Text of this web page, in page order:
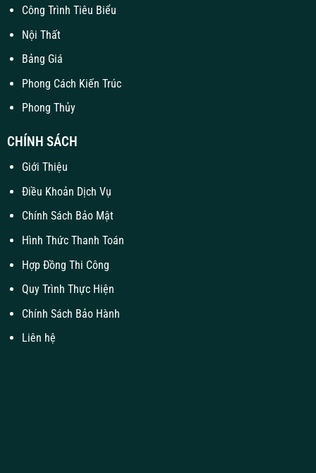
Công Trình Tiêu Biểu
Nội Thất
Bảng Giá
Phong Cách Kiến Trúc
Phong Thủy
CHÍNH SÁCH
Giới Thiệu
Điều Khoản Dịch Vụ
Chính Sách Bảo Mật
Hình Thức Thanh Toán
Hợp Đồng Thi Công
Quy Trình Thực Hiện
Chính Sách Bảo Hành
Liên hệ